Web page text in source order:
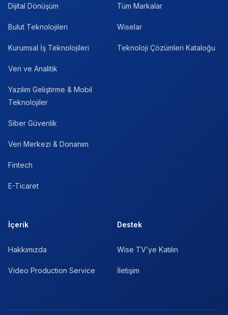
Dijital Dönüşüm
Bulut Teknolojileri
Kurumsal İş Teknolojileri
Veri ve Analitik
Yazılım Geliştirme & Mobil
Teknolojiler
Siber Güvenlik
Veri Merkezi & Donanım
Fintech
E-Ticaret
Tüm Markalar
Wiselar
Teknoloji Çözümleri Kataloğu
İçerik
Hakkımızda
Video Production Service
Destek
Wise TV’ye Katılın
İletişim